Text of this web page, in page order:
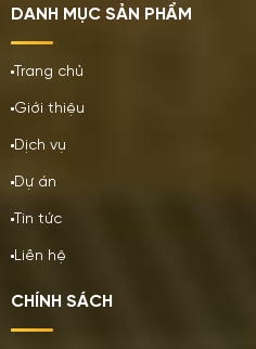
DANH MỤC SẢN PHẨM
Trang chủ
Giới thiệu
Dịch vụ
Dự án
Tin tức
Liên hệ
CHÍNH SÁCH